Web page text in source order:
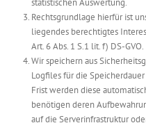
statistischen Auswertung.
Rechtsgrundlage hierfür ist
liegendes berechtigtes
Art. 6 Abs. 1 S.1 lit. f) DS-GVO.
Wir speichern aus
Logfiles für die
Frist werden diese
benötigen deren
auf die Serverinfrastruktur